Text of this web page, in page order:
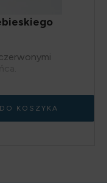
DO KOSZYKA